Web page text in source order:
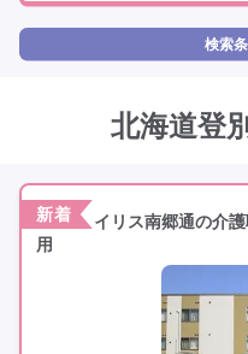
検索
北海道登
新着
イリス南郷通の介
用